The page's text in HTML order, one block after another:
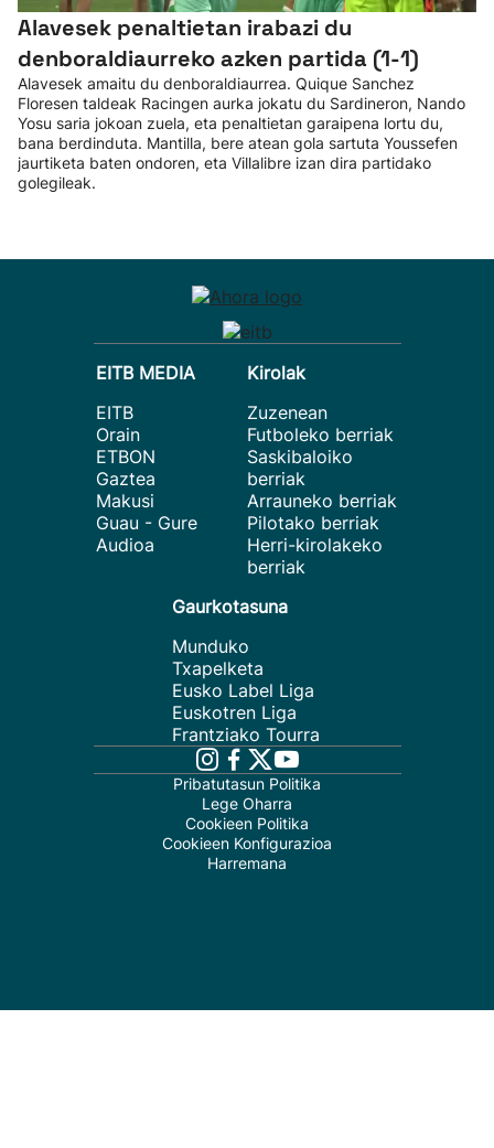
Alavesek penaltietan irabazi du
denboraldiaurreko azken partida (1-1)
Alavesek amaitu du denboraldiaurrea. Quique Sanchez
Floresen taldeak Racingen aurka jokatu du Sardineron, Nando
Yosu saria jokoan zuela, eta penaltietan garaipena lortu du,
bana berdinduta. Mantilla, bere atean gola sartuta Youssefen
jaurtiketa baten ondoren, eta Villalibre izan dira partidako
golegileak.
EITB MEDIA
EITB
Orain
ETBON
Gaztea
Makusi
Guau - Gure
Audioa
Kirolak
Zuzenean
Futboleko berriak
Saskibaloiko
berriak
Arrauneko berriak
Pilotako berriak
Herri-kirolakeko
berriak
Gaurkotasuna
Munduko
Txapelketa
Eusko Label Liga
Euskotren Liga
Frantziako Tourra
Pribatutasun Politika
Lege Oharra
Cookieen Politika
Cookieen Konfigurazioa
Harremana